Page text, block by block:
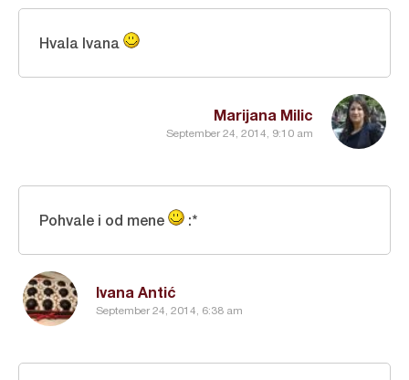
Marijana Milic
September 24, 2014, 9:10 am
Hvala Ivana
Ivana Antić
September 24, 2014, 6:38 am
Pohvale i od mene :*